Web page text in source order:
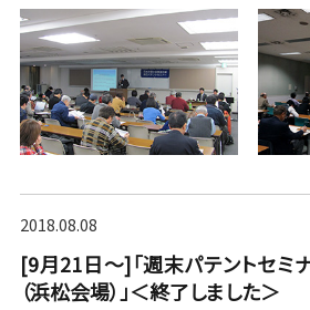
[9月21日～]「週末パテントセミ
（浜松会場）」＜終了しました＞
2018.08.08
more